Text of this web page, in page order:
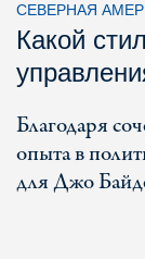
СЕВЕРНАЯ
Какой
Благодаря
опыта в
для Джо